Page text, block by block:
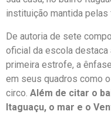
instituição mantida
De autoria de sete
oficial da escola
primeira estrofe, a
em seus quadros como
circo. Além de citar o
Itaguaçu, o mar e o